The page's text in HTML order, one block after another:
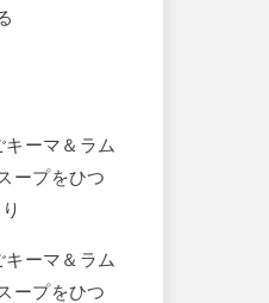
ーマ＆ラム
ープをひつ
ーマ＆ラム
ープをひつ